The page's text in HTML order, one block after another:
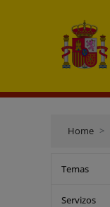
Home
Temas
Servizos